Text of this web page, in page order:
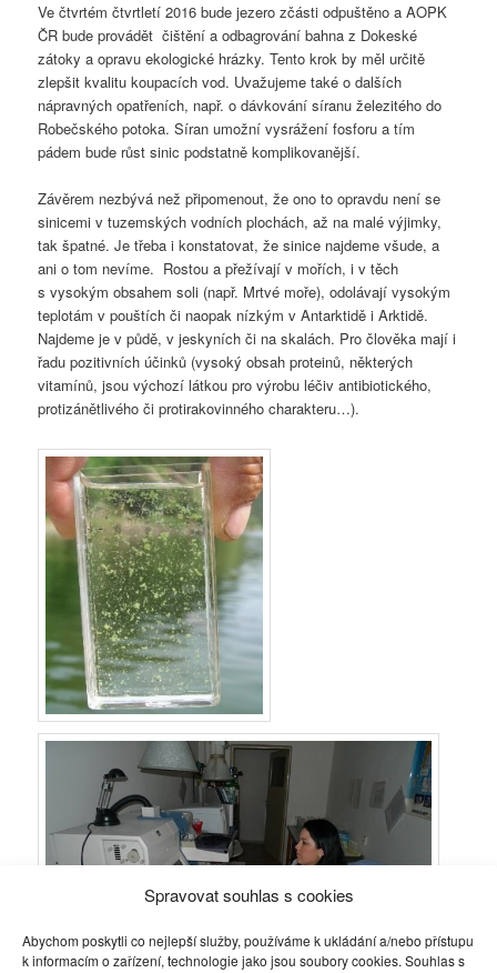
Spravovat souhlas s cookies
Abychom poskytli co nejlepší služby, používáme k ukládání a/nebo přístupu
k informacím o zařízení, technologie jako jsou soubory cookies. Souhlas s
Ve čtvrtém čtvrtletí 2016 bude jezero zčásti odpuštěno a AOPK
ČR bude provádět čištění a odbagrování bahna z Dokeské
zátoky a opravu ekologické hrázky. Tento krok by měl určitě
zlepšit kvalitu koupacích vod. Uvažujeme také o dalších
nápravných opatřeních, např. o dávkování síranu železitého do
Robečského potoka. Síran umožní vysrážení fosforu a tím
pádem bude růst sinic podstatně komplikovanější.
Závěrem nezbývá než připomenout, že ono to opravdu není se
sinicemi v tuzemských vodních plochách, až na malé výjimky,
tak špatné. Je třeba i konstatovat, že sinice najdeme všude, a
ani o tom nevíme. Rostou a přežívají v mořích, i v těch
s vysokým obsahem soli (např. Mrtvé moře), odolávají vysokým
teplotám v pouštích či naopak nízkým v Antarktidě i Arktidě.
Najdeme je v půdě, v jeskyních či na skalách. Pro člověka mají i
řadu pozitivních účinků (vysoký obsah proteinů, některých
vitamínů, jsou výchozí látkou pro výrobu léčiv antibiotického,
protizánětlivého či protirakovinného charakteru…).